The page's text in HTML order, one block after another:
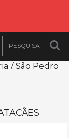
/ São Pedro